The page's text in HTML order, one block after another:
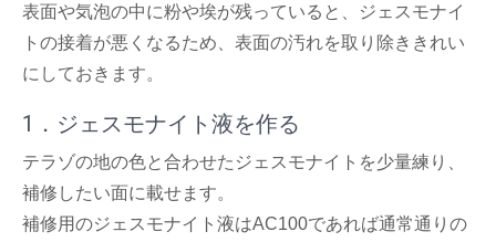
表面や気泡の中に粉や埃が残っていると、ジェスモナイ
トの接着が悪くなるため、表面の汚れを取り除ききれい
にしておきます。
1．ジェスモナイト液を作る
テラゾの地の色と合わせたジェスモナイトを少量練り、
補修したい面に載せます。
補修用のジェスモナイト液はAC100であれば通常通りの